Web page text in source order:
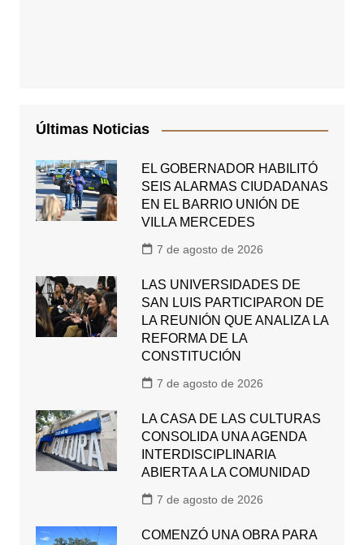
Últimas Noticias
EL GOBERNADOR HABILITÓ
SEIS ALARMAS CIUDADANAS
EN EL BARRIO UNIÓN DE
VILLA MERCEDES
7 de agosto de 2026
LAS UNIVERSIDADES DE
SAN LUIS PARTICIPARON DE
LA REUNIÓN QUE ANALIZA LA
REFORMA DE LA
CONSTITUCIÓN
7 de agosto de 2026
LA CASA DE LAS CULTURAS
CONSOLIDA UNA AGENDA
INTERDISCIPLINARIA
ABIERTA A LA COMUNIDAD
7 de agosto de 2026
COMENZÓ UNA OBRA PARA